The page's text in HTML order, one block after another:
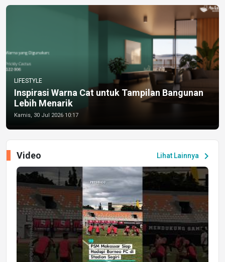
LIFESTYLE
Inspirasi Warna Cat untuk Tampilan Bangunan
Lebih Menarik
Kamis, 30 Jul 2026 10:17
Lihat Lainnya chevron_right
Video